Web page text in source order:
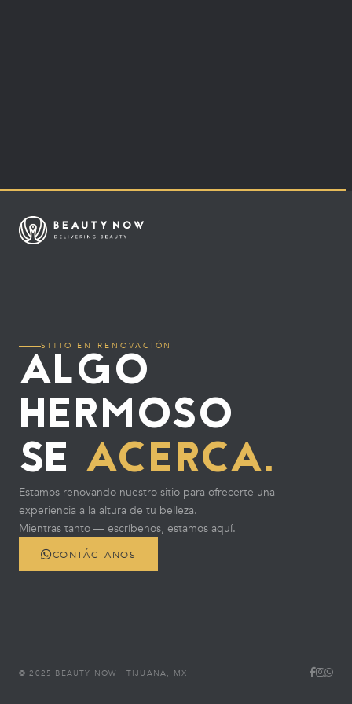
SITIO EN RENOVACIÓN
ALGO
HERMOSO
SE ACERCA.
Estamos renovando nuestro sitio para ofrecerte una
experiencia a la altura de tu belleza.
Mientras tanto — escríbenos, estamos aquí.
CONTÁCTANOS
© 2025 BEAUTY NOW · TIJUANA, MX